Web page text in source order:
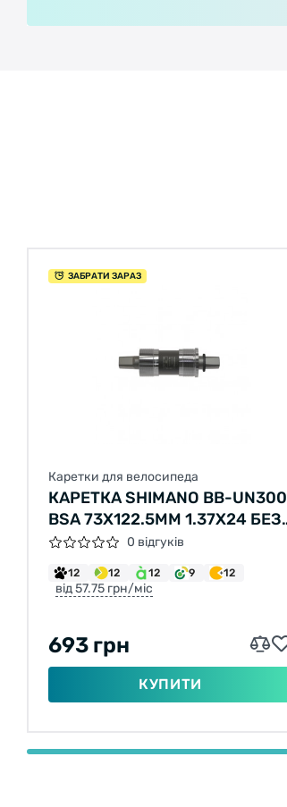
ЗАБРАТИ ЗАРАЗ
Каретки для велосипеда
КАРЕТКА SHIMANO BB-UN300
BSA 73X122.5ММ 1.37X24 БЕЗ
БОЛТІВ
0 відгуків
12 12 12 9 12
від 57.75 грн/міс
693 грн
КУПИТИ